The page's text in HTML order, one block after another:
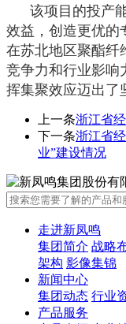
该项目的投产能
效益，创造更优的
在苏北地区聚酯纤
竞争力和行业影响
挥集聚效应迈出了
上一条浙江省
下一条浙江省
业”建设情况
走进新凤鸣
集团简介 战略
架构 影像集锦
新闻中心
集团动态 行业
产品服务